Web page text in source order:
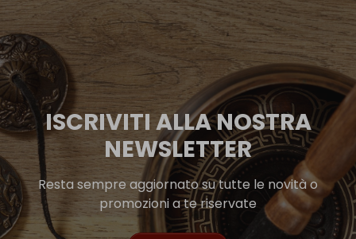
ISCRIVITI ALLA NOSTRA
NEWSLETTER
Resta sempre aggiornato su tutte le novità o
promozioni a te riservate